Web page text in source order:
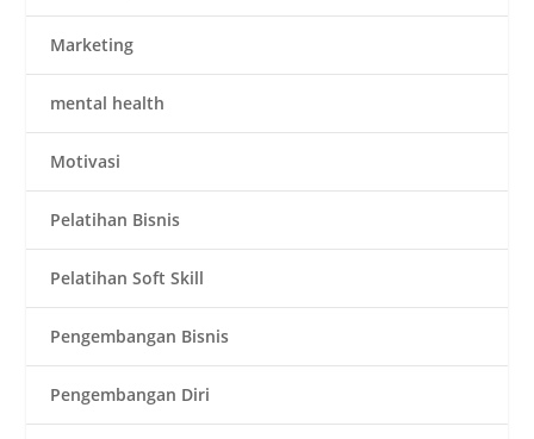
Marketing
mental health
Motivasi
Pelatihan Bisnis
Pelatihan Soft Skill
Pengembangan Bisnis
Pengembangan Diri